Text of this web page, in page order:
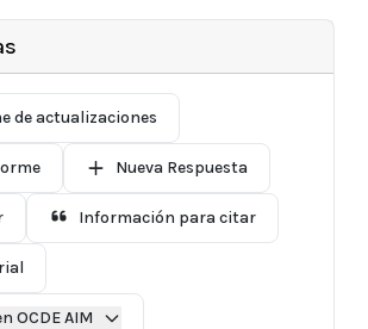
de actualizaciones
Nueva Respuesta
Información para citar
OCDE AIM